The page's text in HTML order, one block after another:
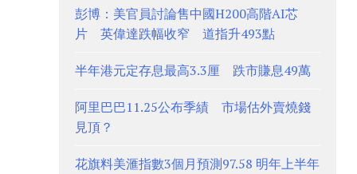
彭博：美官員討論售中國H200高階AI芯
片 英偉達跌幅收窄 道指升493點
半年港元定存息最高3.3厘 跌市賺息49萬
阿里巴巴11.25公布季績 市場估外賣燒錢
見頂？
花旗料美滙指數3個月預測97.58 明年上半年